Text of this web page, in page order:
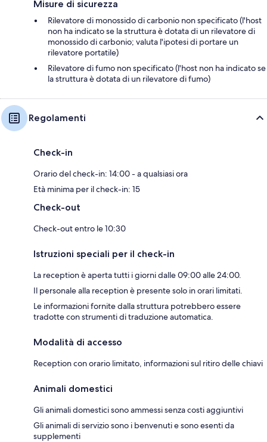
Misure di sicurezza
Rilevatore di monossido di carbonio non specificato (l'host
non ha indicato se la struttura è dotata di un rilevatore di
monossido di carbonio; valuta l'ipotesi di portare un
rilevatore portatile)
Rilevatore di fumo non specificato (l'host non ha indicato se
la struttura è dotata di un rilevatore di fumo)
Regolamenti
Check-in
Orario del check-in: 14:00 - a qualsiasi ora
Età minima per il check-in: 15
Check-out
Check-out entro le 10:30
Istruzioni speciali per il check-in
La reception è aperta tutti i giorni dalle 09:00 alle 24:00.
Il personale alla reception è presente solo in orari limitati.
Le informazioni fornite dalla struttura potrebbero essere
tradotte con strumenti di traduzione automatica.
Modalità di accesso
Reception con orario limitato, informazioni sul ritiro delle chiavi
Animali domestici
Gli animali domestici sono ammessi senza costi aggiuntivi
Gli animali di servizio sono i benvenuti e sono esenti da
supplementi